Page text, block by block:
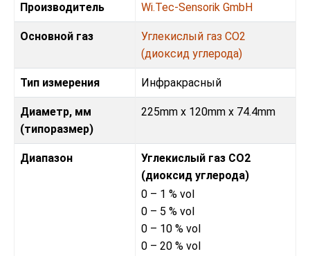
Производитель Wi.Tec-Sensorik GmbH
Основной газ
Углекислый газ CO2
(диоксид углерода)
Тип измерения Инфракрасный
Диаметр, мм
(типоразмер)
225mm x 120mm x 74.4mm
Диапазон
Углекислый газ CO2
(диоксид углерода)
0 – 1 % vol
0 – 5 % vol
0 – 10 % vol
0 – 20 % vol